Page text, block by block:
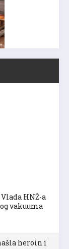
HNŽ-a
vakuuma
heroin i